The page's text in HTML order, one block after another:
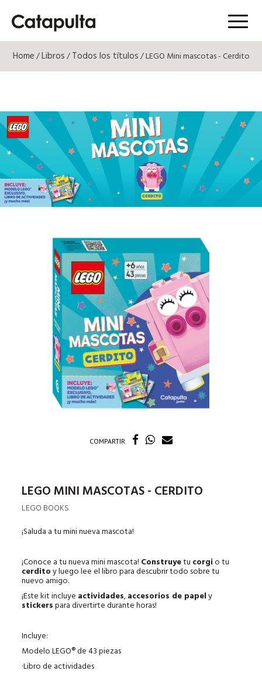
Menú
Home/Libros/Todos los títulos/ LEGO Mini mascotas - Cerdito
COMPARTIR
LEGO MINI MASCOTAS - CERDITO
LEGO BOOKS
¡Saluda a tu mini nueva mascota!
¡Conoce a tu nueva mini mascota! Construyetu corgio tu
cerditoy luego lee el libro para descubrir todo sobre tu
nuevo amigo.
¡Este kit incluye actividades,accesorios de papely
stickerspara divertirte durante horas!
Incluye:
Modelo LEGO® de 43 piezas
·Libro de actividades